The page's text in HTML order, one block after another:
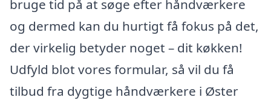
bruge tid på at søge efter håndværkere
og dermed kan du hurtigt få fokus på det,
der virkelig betyder noget – dit køkken!
Udfyld blot vores formular, så vil du få
tilbud fra dygtige håndværkere i Øster